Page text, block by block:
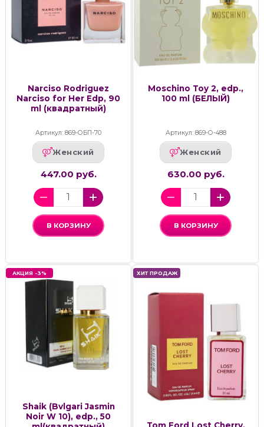
Narciso Rodriguez
Narciso for Her Edp, 90
ml (квадратный)
Артикул: 869-ОБП-70
Женский
447.00 руб.
В КОРЗИНУ
Moschino Toy 2, edp.,
100 ml (БЕЛЫЙ)
Артикул: 869-О-488
Женский
630.00 руб.
В КОРЗИНУ
АКЦИЯ -3%
Shaik (Bvlgari Jasmin
Noir W 10), edp., 50
ХИТ ПРОДАЖ